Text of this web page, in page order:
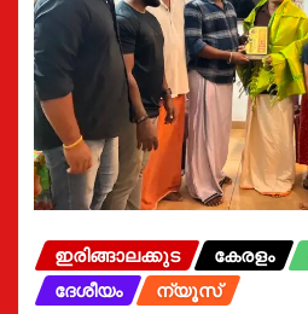
ഇരിങ്ങാലക്കുട കേരളം
ദേശീയം
ന്യൂസ്